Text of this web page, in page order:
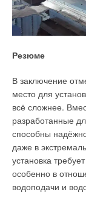
Резюме
В заключение
место для
всё сложнее.
разработанные
способны
даже в
установка
особенно в
водоподачи и
Принцип
высшей
специальностей
и комплексы»,
специальностей
и комплексы »,
возобновляемых
электрические
и агрегаты».
подготовка
требующей
и